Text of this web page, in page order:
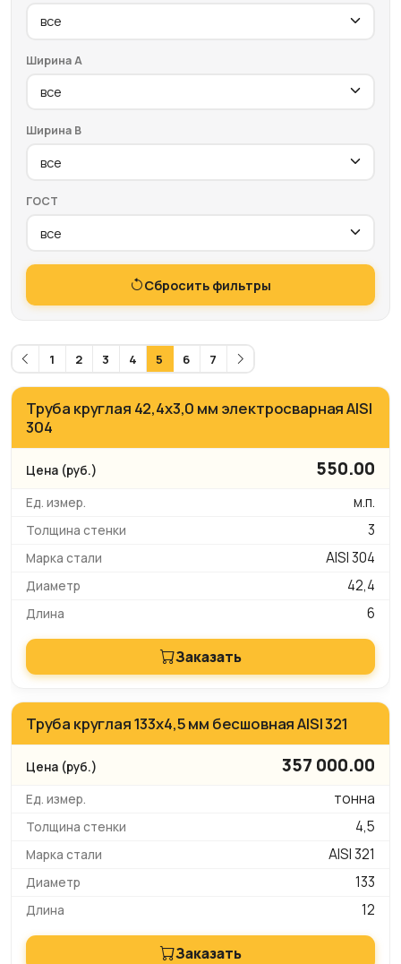
Ширина A
Ширина B
ГОСТ
Сбросить фильтры
1 2 3 4 5 6 7
Труба круглая 42,4х3,0 мм электросварная AISI
304
550.00
м.п.
3
AISI 304
42,4
6
Заказать
Труба круглая 133х4,5 мм бесшовная AISI 321
357 000.00
тонна
4,5
AISI 321
133
12
Заказать